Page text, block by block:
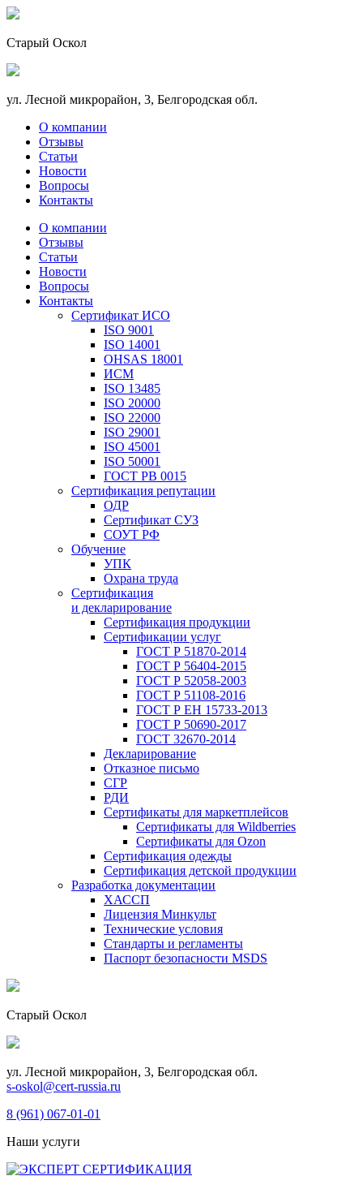
Старый Оскол
ул. Лесной микрорайон, 3, Белгородская обл.
О компании
Отзывы
Статьи
Новости
Вопросы
Контакты
О компании
Отзывы
Статьи
Новости
Вопросы
Контакты
Сертификат ИСО
ISO 9001
ISO 14001
OHSAS 18001
ИСМ
ISO 13485
ISO 20000
ISO 22000
ISO 29001
ISO 45001
ISO 50001
ГОСТ РВ 0015
Сертификация репутации
ОДР
Сертификат СУЗ
СОУТ РФ
Обучение
УПК
Охрана труда
Сертификация
и декларирование
Сертификация продукции
Сертификации услуг
ГОСТ Р 51870-2014
ГОСТ Р 56404-2015
ГОСТ Р 52058-2003
ГОСТ Р 51108-2016
ГОСТ Р ЕН 15733-2013
ГОСТ Р 50690-2017
ГОСТ 32670-2014
Декларирование
Отказное письмо
СГР
РДИ
Сертификаты для маркетплейсов
Сертификаты для Wildberries
Сертификаты для Ozon
Сертификация одежды
Сертификация детской продукции
Разработка документации
ХАССП
Лицензия Минкульт
Технические условия
Стандарты и регламенты
Паспорт безопасности MSDS
Старый Оскол
ул. Лесной микрорайон, 3, Белгородская обл.
s-oskol@cert-russia.ru
8 (961) 067-01-01
Наши услуги